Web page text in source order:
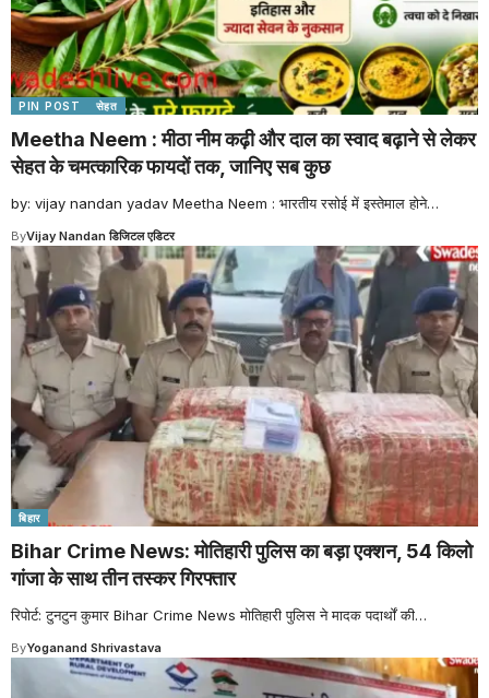
PIN POST सेहत
Meetha Neem : मीठा नीम कढ़ी और दाल का स्वाद बढ़ाने से लेकर
सेहत के चमत्कारिक फायदों तक, जानिए सब कुछ
by: vijay nandan yadav Meetha Neem : भारतीय रसोई में इस्तेमाल होने…
ByVijay Nandan डिजिटल एडिटर
बिहार
Bihar Crime News: मोतिहारी पुलिस का बड़ा एक्शन, 54 किलो
गांजा के साथ तीन तस्कर गिरफ्तार
रिपोर्ट: टुनटुन कुमार Bihar Crime News मोतिहारी पुलिस ने मादक पदार्थों की…
ByYoganand Shrivastava